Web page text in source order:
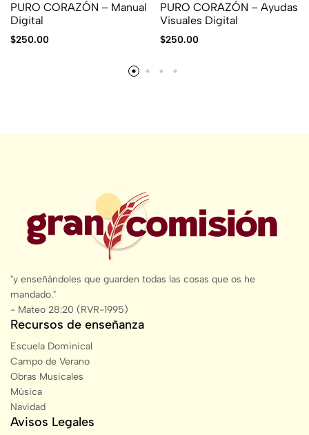
PURO CORAZÓN – Manual
Digital
$250.00
PURO CORAZÓN – Ayudas
Visuales Digital
$250.00
"y enseñándoles que guarden todas las cosas que os he
mandado."
- Mateo 28:20 (RVR-1995)
Recursos de enseñanza
Escuela Dominical
Campo de Verano
Obras Musicales
Música
Navidad
Avisos Legales